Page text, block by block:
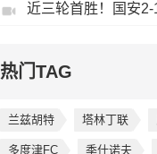
热门TAG
兰兹胡特 塔林丁联
多度津FC 季什诺夫